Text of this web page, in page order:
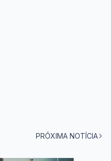
PRÓXIMA NOTÍCIA